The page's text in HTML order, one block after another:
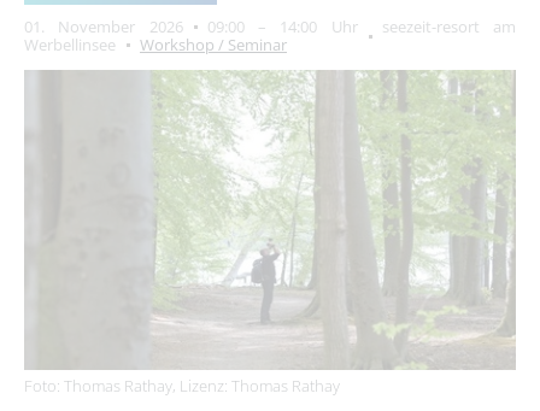
01. November 2026 09:00 – 14:00 Uhr
seezeit-resort am
Werbellinsee
Workshop / Seminar
Foto: Thomas Rathay, Lizenz: Thomas Rathay